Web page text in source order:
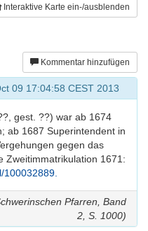
Interaktive Karte ein-/ausblenden
Kommentar hinzufügen
09 17:04:58 CEST 2013
gest. ??) war ab 1674
ab 1687 Superintendent in
gegen das
Zweitimmatrikulation 1671:
Pfarren, Band
2, S. 1000)